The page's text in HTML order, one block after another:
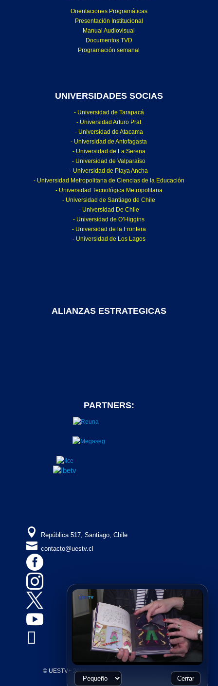
Cerrar
Orientaciones Programáticas
Presentación Institucional
Manual Audiovisual
Documentos TVD
Programación semanal
UNIVERSIDADES SOCIAS
- Universidad de Tarapacá
- Universidad Arturo Prat
- Universidad de Atacama
- Universidad de Antofagasta
- Universidad de La Serena
- Universidad de Valparaíso
- Universidad de Playa Ancha
- Universidad Metropolitana de Ciencias de la Educación
- Universidad Tecnológica Metropolitana
- Universidad de Santiago de Chile
- Universidad De Chile
- Universidad de O’Higgins
- Universidad de la Frontera
- Universidad de Los Lagos
ALIANZAS ESTRATEGICAS
PARTNERS:
 República 517, Santiago, Chile
 contacto@uestv.cl





© UESTV+ 2026, Todos los Derechos Reservados